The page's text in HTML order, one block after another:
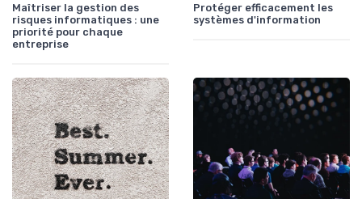
Maîtriser la gestion des
risques informatiques : une
priorité pour chaque
entreprise
Protéger efficacement les
systèmes d'information